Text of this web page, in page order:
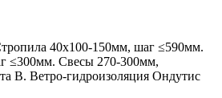
40х100-150мм, шаг ≤590мм.
≤300мм. Свесы 270-300мм,
В. Ветро-гидроизоляция Ондутис